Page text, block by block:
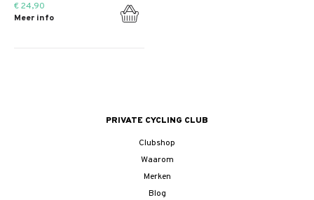
€ 24,90
Meer info
PRIVATE CYCLING CLUB
Clubshop
Waarom
Merken
Blog